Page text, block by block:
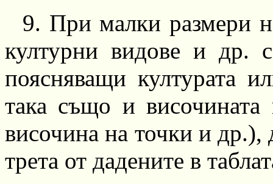
9. При малки размери
културни видове и др.
поясняващи културата
така също и височината
височина на точки и др.),
трета от дадените в